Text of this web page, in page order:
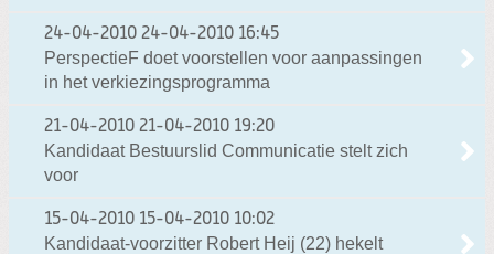
24-04-2010 24-04-2010 16:45
PerspectieF doet voorstellen voor aanpassingen
in het verkiezingsprogramma
21-04-2010 21-04-2010 19:20
Kandidaat Bestuurslid Communicatie stelt zich
voor
15-04-2010 15-04-2010 10:02
Kandidaat-voorzitter Robert Heij (22) hekelt